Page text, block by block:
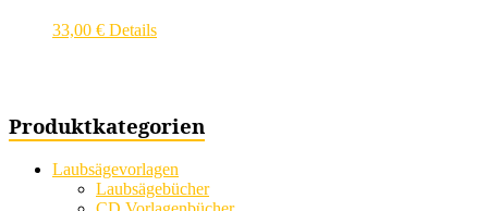
33,00 € Details
Produktkategorien
Laubsägevorlagen
Laubsägebücher